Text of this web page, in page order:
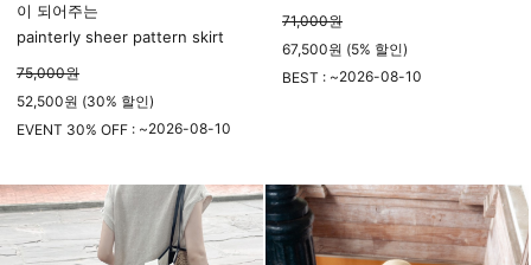
이 되어주는
painterly sheer pattern skirt
75,000원
52,500원 (30% 할인)
EVENT 30% OFF : ~2026-08-10
71,000원
67,500원 (5% 할인)
BEST : ~2026-08-10